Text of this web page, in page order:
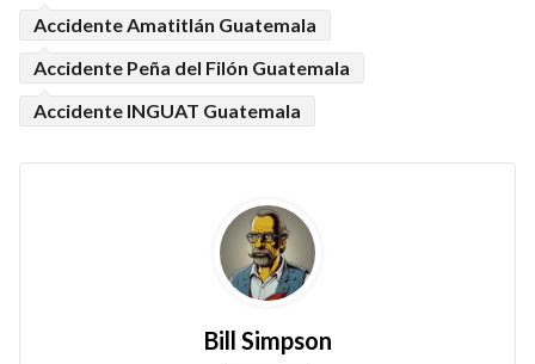
Accidente Amatitlán Guatemala
Accidente Peña del Filón Guatemala
Accidente INGUAT Guatemala
Bill Simpson